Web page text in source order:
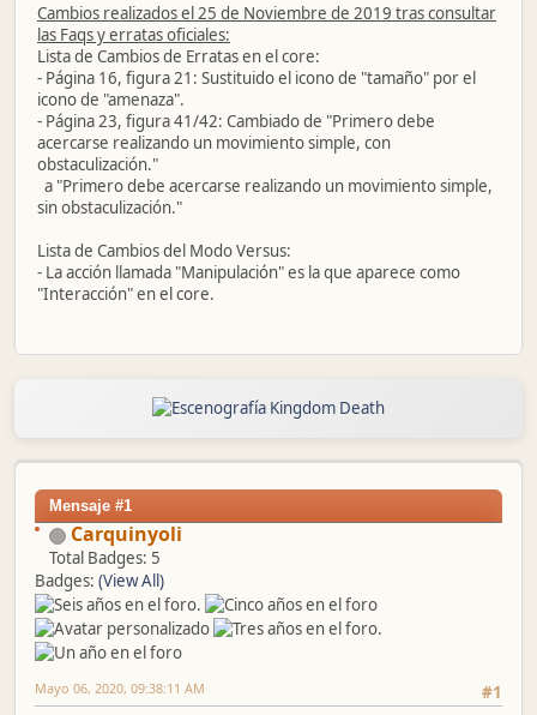
Cambios realizados el 25 de Noviembre de 2019 tras consultar
las Faqs y erratas oficiales:
Lista de Cambios de Erratas en el core:
- Página 16, figura 21: Sustituido el icono de "tamaño" por el
icono de "amenaza".
- Página 23, figura 41/42: Cambiado de "Primero debe
acercarse realizando un movimiento simple, con
obstaculización."
a "Primero debe acercarse realizando un movimiento simple,
sin obstaculización."
Lista de Cambios del Modo Versus:
- La acción llamada "Manipulación" es la que aparece como
"Interacción" en el core.
Mensaje #1
Carquinyoli
Total Badges: 5
Badges: (View All)
#1
Mayo 06, 2020, 09:38:11 AM